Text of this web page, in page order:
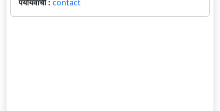
पर्यायवाची : contact